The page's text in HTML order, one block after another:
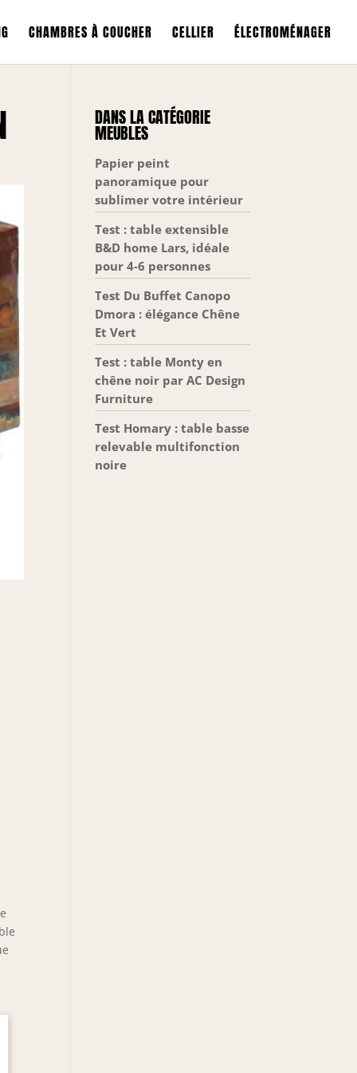
CHAMBRES À COUCHER CELLIER ÉLECTROMÉNAGER
DANS LA CATÉGORIE
MEUBLES
Papier peint
panoramique pour
sublimer votre intérieur
Test : table extensible
B&D home Lars, idéale
pour 4-6 personnes
Test Du Buffet Canopo
Dmora : élégance Chêne
Et Vert
Test : table Monty en
chêne noir par AC Design
Furniture
Test Homary : table basse
relevable multifonction
noire